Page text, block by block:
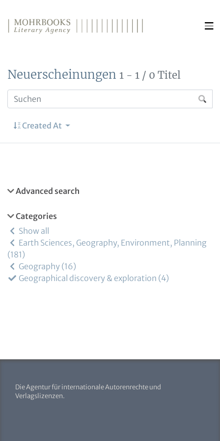
Neuerscheinungen 1 - 1 / 0 Titel
Created At
Advanced search
Categories
Show all
Earth Sciences, Geography, Environment, Planning
181
Geography 16
Geographical discovery & exploration 4
Die Agentur für internationale Autorenrechte und
Verlagslizenzen.